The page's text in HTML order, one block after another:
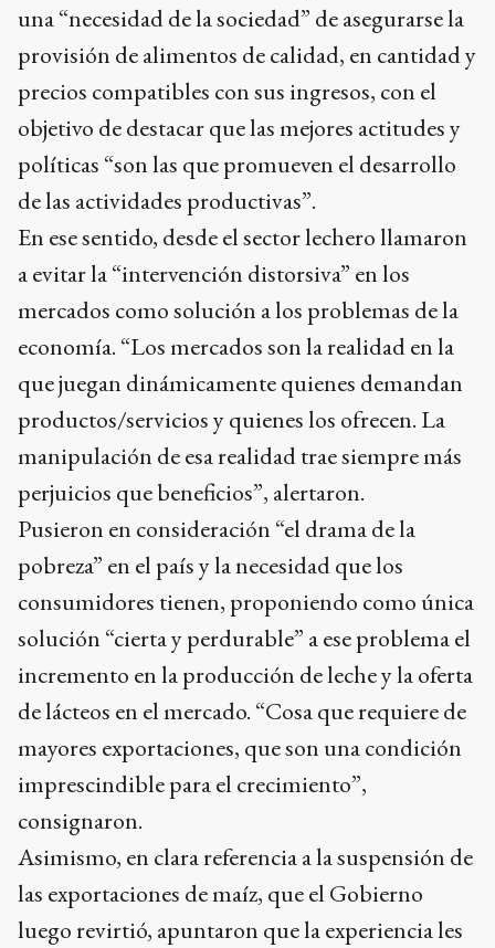
una “necesidad de la sociedad” de asegurarse la
provisión de alimentos de calidad, en cantidad y
precios compatibles con sus ingresos, con el
objetivo de destacar que las mejores actitudes y
políticas “son las que promueven el desarrollo
de las actividades productivas”.
En ese sentido, desde el sector lechero llamaron
a evitar la “intervención distorsiva” en los
mercados como solución a los problemas de la
economía. “Los mercados son la realidad en la
que juegan dinámicamente quienes demandan
productos/servicios y quienes los ofrecen. La
manipulación de esa realidad trae siempre más
perjuicios que beneficios”, alertaron.
Pusieron en consideración “el drama de la
pobreza” en el país y la necesidad que los
consumidores tienen, proponiendo como única
solución “cierta y perdurable” a ese problema el
incremento en la producción de leche y la oferta
de lácteos en el mercado. “Cosa que requiere de
mayores exportaciones, que son una condición
imprescindible para el crecimiento”,
consignaron.
Asimismo, en clara referencia a la suspensión de
las exportaciones de maíz, que el Gobierno
luego revirtió, apuntaron que la experiencia les